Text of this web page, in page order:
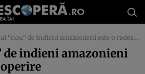
“nou” de indieni amazonieni este o redescoperire
de indieni amazonieni